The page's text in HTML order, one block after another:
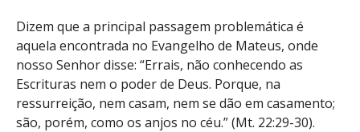
Dizem que a principal passagem problemática é
aquela encontrada no Evangelho de Mateus, onde
nosso Senhor disse: “Errais, não conhecendo as
Escrituras nem o poder de Deus. Porque, na
ressurreição, nem casam, nem se dão em casamento;
são, porém, como os anjos no céu.” (Mt. 22:29-30).